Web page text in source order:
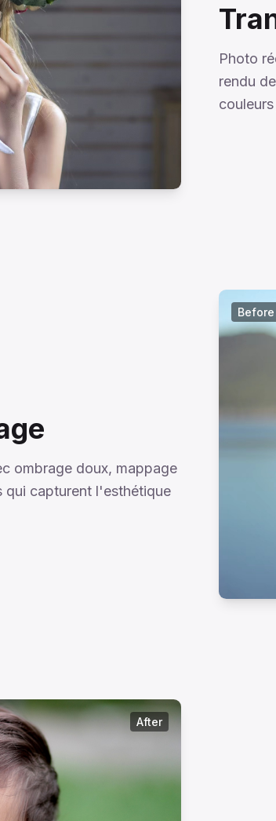
Photo
rendu
ombrage doux, mappage
qui capturent l'esthétique
Before
After